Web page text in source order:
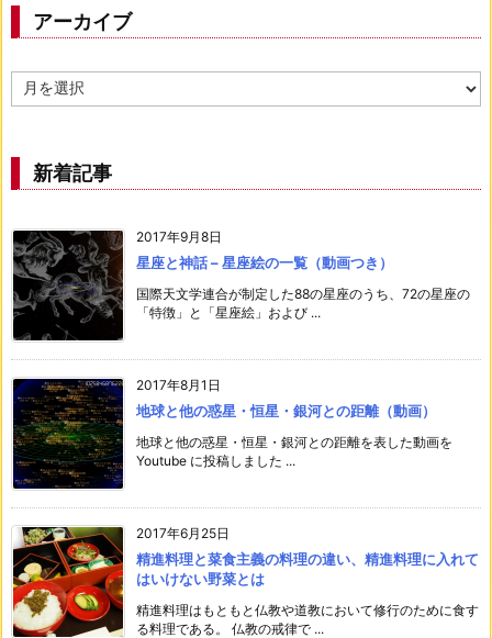
アーカイブ
ー
ブ
新着記事
2017年9月8日
星座と神話 – 星座絵の一覧（動画つき）
国際天文学連合が制定した88の星座のうち、72の星座の
「特徴」と「星座絵」および ...
2017年8月1日
地球と他の惑星・恒星・銀河との距離（動画）
地球と他の惑星・恒星・銀河との距離を表した動画を
Youtube に投稿しました ...
2017年6月25日
精進料理と菜食主義の料理の違い、精進料理に入れて
はいけない野菜とは
精進料理はもともと仏教や道教において修行のために食す
る料理である。 仏教の戒律で ...